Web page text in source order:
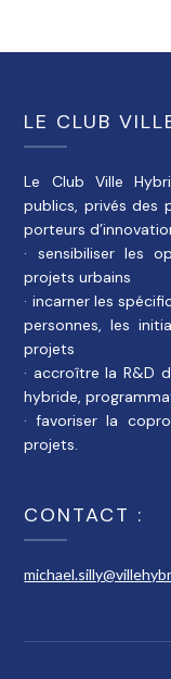
LE CLUB
Le Club Ville
publics, privés des
porteurs
· sensibiliser les
projets urbains
· incarner les
personnes, les
projets
· accroître la R&D
hybride,
· favoriser la
projets.
CONTACT :